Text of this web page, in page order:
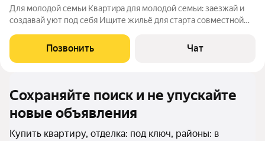
Для молодой семьи Квартира для молодой семьи: заезжай и
создавай уют под себя Ищите жильё для старта совместной
отличный вариант. 3 этаж, общая площадь 45 м - Комнаты
pаздельные : oднa уже c
Позвонить Чат
Сохраняйте поиск и не упускайте
новые объявления
Купить квартиру, отделка: под ключ, районы: в